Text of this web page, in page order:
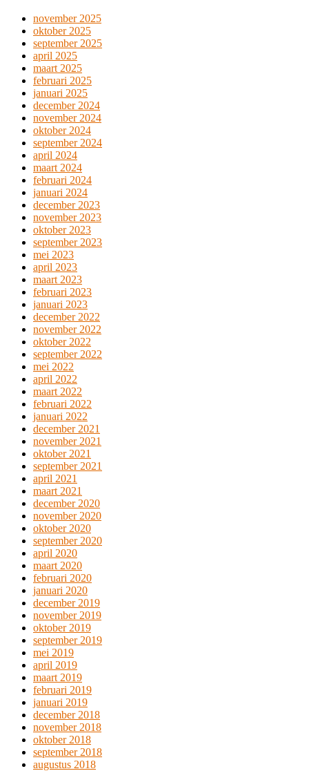
november 2025
oktober 2025
september 2025
april 2025
maart 2025
februari 2025
januari 2025
december 2024
november 2024
oktober 2024
september 2024
april 2024
maart 2024
februari 2024
januari 2024
december 2023
november 2023
oktober 2023
september 2023
mei 2023
april 2023
maart 2023
februari 2023
januari 2023
december 2022
november 2022
oktober 2022
september 2022
mei 2022
april 2022
maart 2022
februari 2022
januari 2022
december 2021
november 2021
oktober 2021
september 2021
april 2021
maart 2021
december 2020
november 2020
oktober 2020
september 2020
april 2020
maart 2020
februari 2020
januari 2020
december 2019
november 2019
oktober 2019
september 2019
mei 2019
april 2019
maart 2019
februari 2019
januari 2019
december 2018
november 2018
oktober 2018
september 2018
augustus 2018